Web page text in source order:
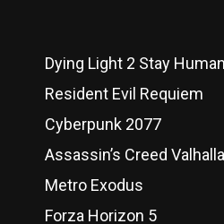
Dying Light 2 Stay Human
Resident Evil Requiem
Cyberpunk 2077
Assassin’s Creed Valhalla
Metro Exodus
Forza Horizon 5